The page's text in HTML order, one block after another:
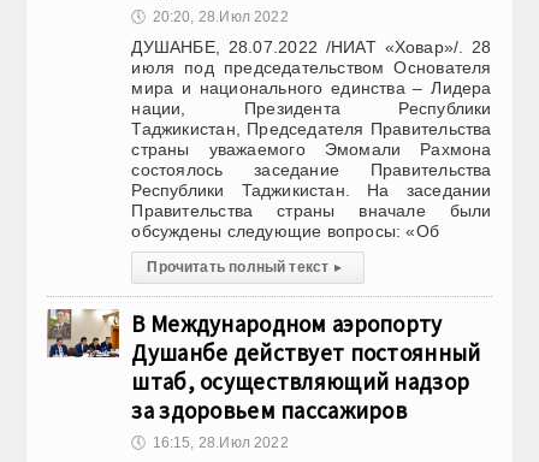
🕔 20:20, 28.Июл 2022
ДУШАНБЕ, 28.07.2022 /НИАТ «Ховар»/. 28
июля под председательством Основателя
мира и национального единства – Лидера
нации, Президента Республики
Таджикистан, Председателя Правительства
страны уважаемого Эмомали Рахмона
состоялось заседание Правительства
Республики Таджикистан. На заседании
Правительства страны вначале были
обсуждены следующие вопросы: «Об
Прочитать полный текст ▸
В Международном аэропорту
Душанбе действует постоянный
штаб, осуществляющий надзор
за здоровьем пассажиров
🕔 16:15, 28.Июл 2022